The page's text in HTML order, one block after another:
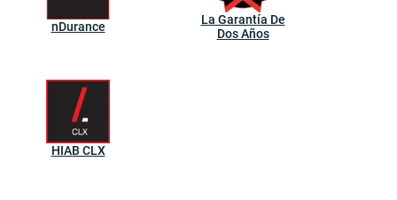
nDurance
La Garantía De
Dos Años
HIAB CLX